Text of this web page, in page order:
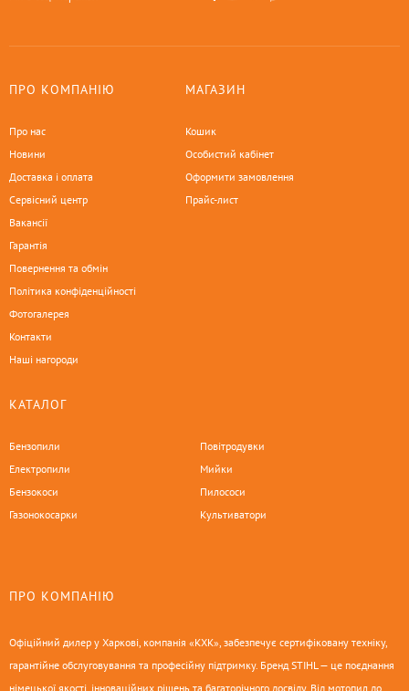
ПРО КОМПАНІЮ
Про нас
Новини
Доставка і оплата
Сервісний центр
Вакансії
Гарантія
Повернення та обмін
Політика конфіденційності
Фотогалерея
Контакти
Наші нагороди
МАГАЗИН
Кошик
Особистий кабінет
Оформити замовлення
Прайс-лист
КАТАЛОГ
Бензопили
Електропили
Бензокоси
Газонокосарки
Повітродувки
Мийки
Пилососи
Культиватори
ПРО КОМПАНІЮ
Офіційний дилер у Харкові, компанія «КХК», забезпечує сертифіковану техніку,
гарантійне обслуговування та професійну підтримку. Бренд STIHL — це поєднання
німецької якості, інноваційних рішень та багаторічного досвіду. Від мотопил до